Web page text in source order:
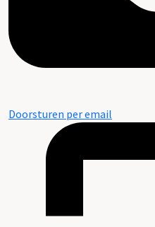
Doorsturen per email